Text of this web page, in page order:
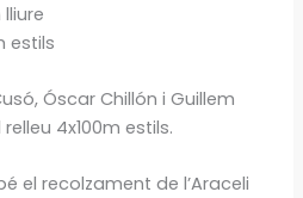
estils
Óscar Chillón i Guillem
4x100m estils.
el recolzament de l’Araceli